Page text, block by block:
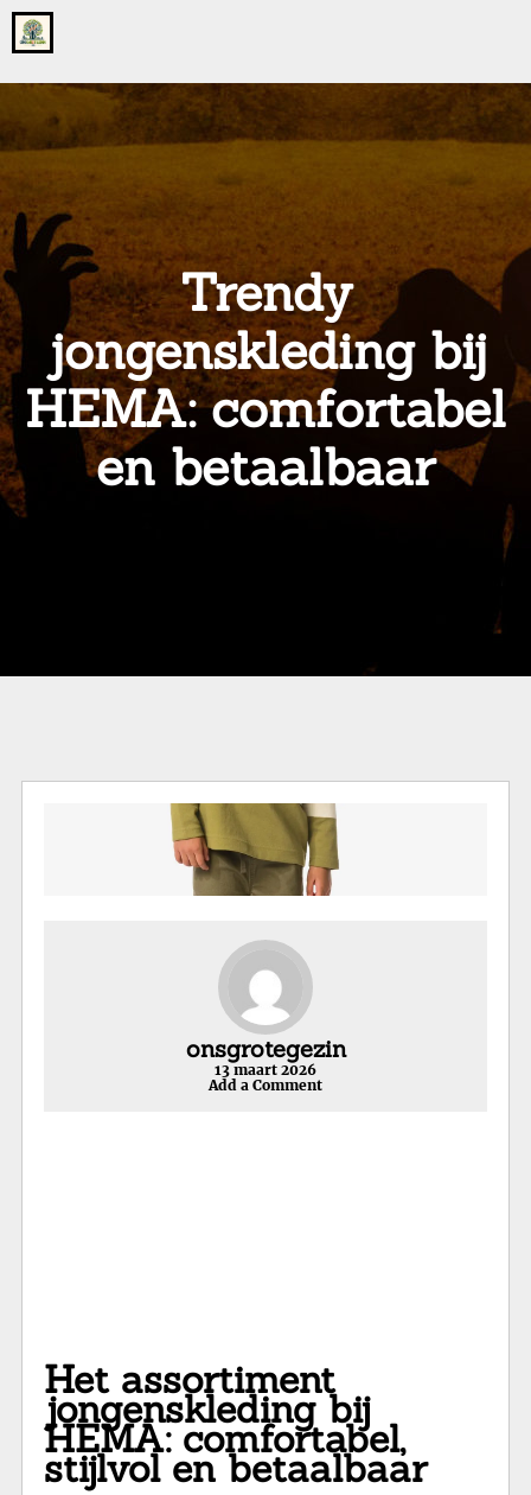
Go
to
home
onsgrotegezin.nl
Trendy
jongenskleding bij
HEMA: comfortabel
en betaalbaar
onsgrotegezin
13 maart 2026
Add a Comment
Het assortiment
jongenskleding bij
HEMA: comfortabel,
stijlvol en betaalbaar